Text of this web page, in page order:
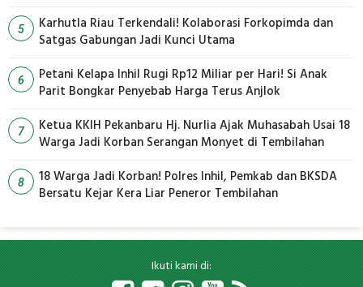
5
Karhutla Riau Terkendali! Kolaborasi Forkopimda dan
Satgas Gabungan Jadi Kunci Utama
6
Petani Kelapa Inhil Rugi Rp12 Miliar per Hari! Si Anak
Parit Bongkar Penyebab Harga Terus Anjlok
7
Ketua KKIH Pekanbaru Hj. Nurlia Ajak Muhasabah Usai 18
Warga Jadi Korban Serangan Monyet di Tembilahan
8
18 Warga Jadi Korban! Polres Inhil, Pemkab dan BKSDA
Bersatu Kejar Kera Liar Peneror Tembilahan
Ikuti kami di: